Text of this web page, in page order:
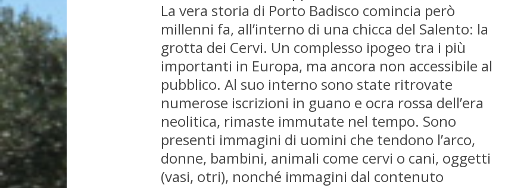
La vera storia di Porto Badisco comincia però
millenni fa, all’interno di una chicca del Salento: la
grotta dei Cervi. Un complesso ipogeo tra i più
importanti in Europa, ma ancora non accessibile al
pubblico. Al suo interno sono state ritrovate
numerose iscrizioni in guano e ocra rossa dell’era
neolitica, rimaste immutate nel tempo. Sono
presenti immagini di uomini che tendono l’arco,
donne, bambini, animali come cervi o cani, oggetti
(vasi, otri), nonché immagini dal contenuto